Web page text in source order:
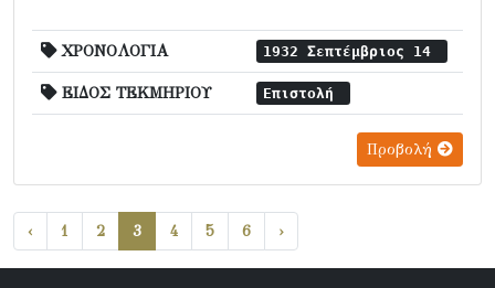
ΧΡΟΝΟΛΟΓΙΑ 1932 Σεπτέμβριος 14
ΕΙΔΟΣ ΤΕΚΜΗΡΙΟΥ Επιστολή
Προβολή
‹ 1 2 3 4 5 6 ›